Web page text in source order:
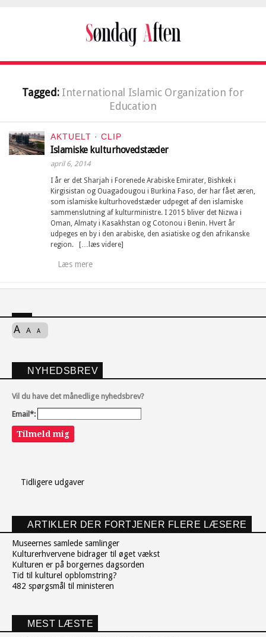
Tagged: International Islamic Organization for
Education
AKTUELT · CLIP
Islamiske kulturhovedstæder
april 6, 2014
I år er det Sharjah i Forenede Arabiske Emirater, Bishkek i
Kirgisistan og Ouagadougou i Burkina Faso, der har fået æren,
som islamiske kulturhovedstæder udpeget af den islamiske
sammenslutning af kulturministre. I 2015 bliver det Nizwa i
Oman, Almaty i Kasakhstan og Cotonou i Benin. Hvert år
udpeges en by i den arabiske, den asiatiske og den afrikanske
region. […læs videre]
Læs mere
A A A
NYHEDSBREV
Vil du have det månedlige nyhedsbrev?
Email*:
Tilmeld mig
Tidligere udgaver
ARTIKLER DER FORTJENER FLERE LÆSERE
Museernes samlede samlinger
Kulturerhvervene bidrager til øget vækst
Kulturen er på borgernes dagsorden
Tid til kulturel opblomstring?
482 spørgsmål til ministeren
MEST LÆSTE